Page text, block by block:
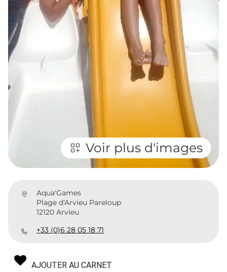
Voir plus d'images
Aqua'Games
Plage d'Arvieu Pareloup
12120 Arvieu
+33 (0)6 28 05 18 71
AJOUTER AU CARNET